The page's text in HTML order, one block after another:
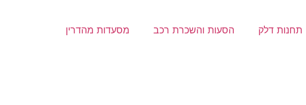
תחנות דלק הסעות והשכרת רכב מסעדות מהדרין